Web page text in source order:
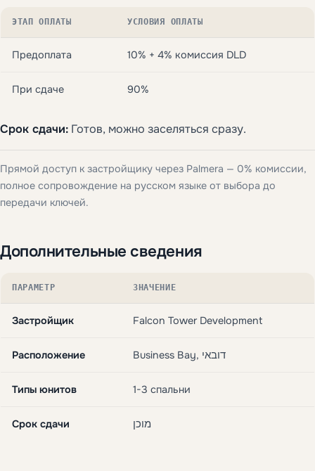
ЭТАП ОПЛАТЫ УСЛОВИЯ ОПЛАТЫ
Предоплата 10% + 4% комиссия DLD
При сдаче 90%
Срок сдачи: Готов, можно заселяться сразу.
Прямой доступ к застройщику через Palmera — 0% комиссии,
полное сопровождение на русском языке от выбора до
передачи ключей.
Дополнительные сведения
ПАРАМЕТР ЗНАЧЕНИЕ
Застройщик Falcon Tower Development
Расположение Business Bay, דובאי
Типы юнитов 1-3 спальни
Срок сдачи מוכן